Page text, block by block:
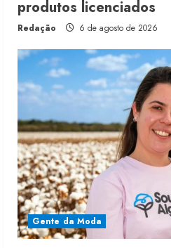
produtos licenciados
Redação 6 de agosto de 2026
Gente da Moda